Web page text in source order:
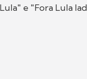
e "Fora Lula